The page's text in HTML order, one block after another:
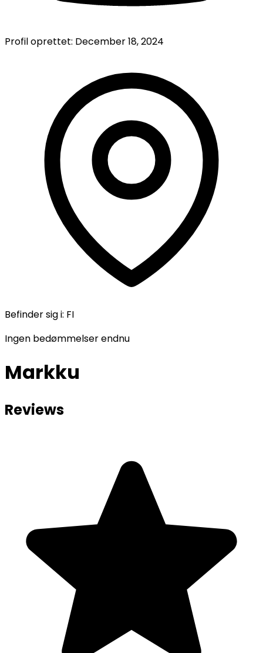
Profil oprettet: December 18, 2024
Befinder sig i: FI
Ingen bedømmelser endnu
Markku
Reviews